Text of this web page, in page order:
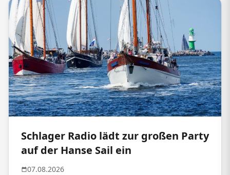
Schlager Radio lädt zur großen Party
auf der Hanse Sail ein
07.08.2026